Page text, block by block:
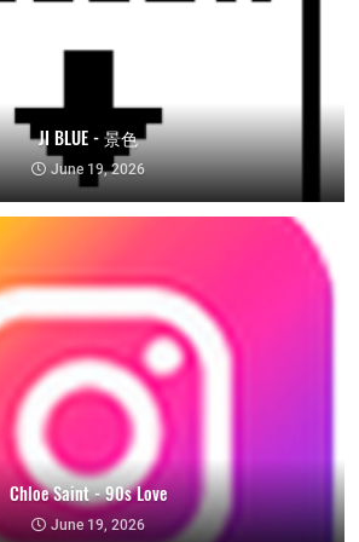
JI BLUE - 景色
June 19, 2026
Chloe Saint - 90s Love
June 19, 2026